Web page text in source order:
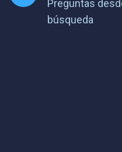
Preguntas
búsqueda